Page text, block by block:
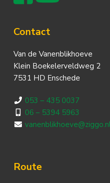
Contact
Van de Vanenblikhoeve
Klein Boekelerveldweg 2
7531 HD Enschede
053 – 435 0037
06 – 5394 5963
Route